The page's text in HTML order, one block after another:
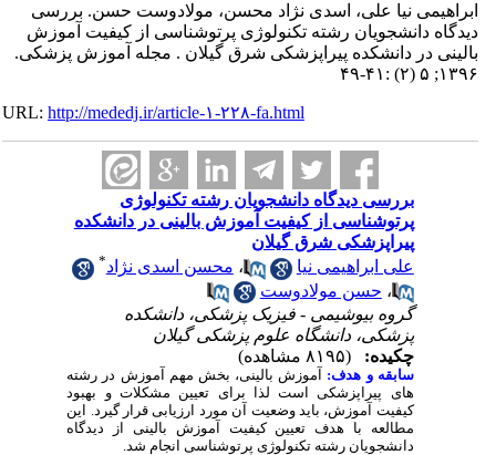
ابراهیمی نیا علی، اسدی نژاد محسن، مولادوست حسن. بررسی
دیدگاه دانشجویان رشته تکنولوژی پرتوشناسی از کیفیت آموزش
بالینی در دانشکده پیراپزشکی شرق گیلان . مجله آموزش پزشکی.
۱۳۹۶; ۵ (۲) :۴۱-۴۹
URL:http://mededj.ir/article-۱-۲۲۸-fa.html
بررسی دیدگاه دانشجویان رشته تکنولوژی
پرتوشناسی از کیفیت آموزش بالینی در دانشکده
پیراپزشکی شرق گیلان
علی ابراهیمی نیا
،محسن اسدی نژاد *
،حسن مولادوست
گروه بیوشیمی - فیزیک پزشکی، دانشکده
پزشکی، دانشگاه علوم پزشکی گیلان
چکیده:
سابقه و هدف:آموزش بالینی، بخش مهم آموزش در رشته
های پیراپزشکی است لذا برای تعیین مشکلات و بهبود
کیفیت آموزش، باید وضعیت آن مورد ارزیابی قرار گیرد. این
مطالعه با هدف تعیین کیفیت آموزش بالینی از دیدگاه
دانشجویان رشته تکنولوژی پرتوشناسی انجام شد.